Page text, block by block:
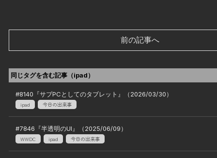
前の記事へ
同じタグを含む記事（ipad）
#8140 『サブPCとしてのタブレット 』（2026/03/30）
ipad 今日の出来事
#7846 『半透明のUI 』（2025/06/09）
WWDC ipad 今日の出来事